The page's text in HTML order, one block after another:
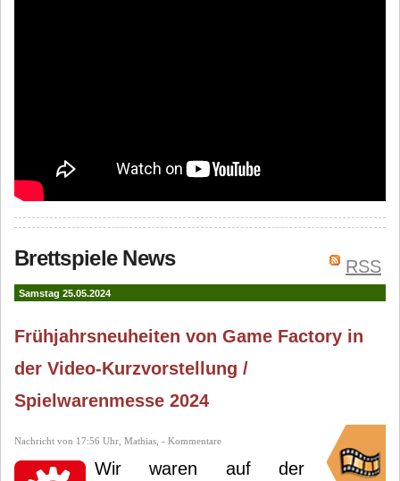
RSS
Brettspiele News
Samstag 25.05.2024
Frühjahrsneuheiten von Game Factory in
der Video-Kurzvorstellung /
Spielwarenmesse 2024
Nachricht von 17:56 Uhr, Mathias, - Kommentare
Wir waren auf der